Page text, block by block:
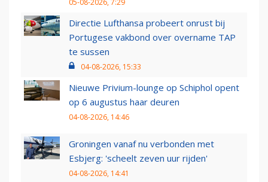
05-08-2026, 7:29
Directie Lufthansa probeert onrust bij
Portugese vakbond over overname TAP
te sussen
04-08-2026, 15:33
Nieuwe Privium-lounge op Schiphol opent
op 6 augustus haar deuren
04-08-2026, 14:46
Groningen vanaf nu verbonden met
Esbjerg: 'scheelt zeven uur rijden'
04-08-2026, 14:41